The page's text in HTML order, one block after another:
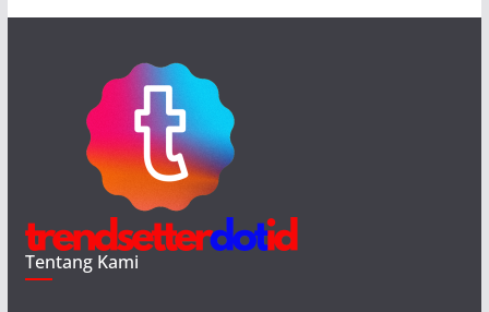
Tentang Kami